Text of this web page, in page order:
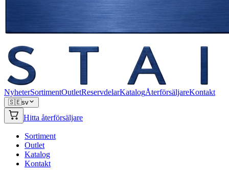
NyheterSortimentOutletReservdelarKatalogÅterförsäljareKontakt
🇸🇪sv
Hitta återförsäljare
Sortiment
Outlet
Katalog
Kontakt